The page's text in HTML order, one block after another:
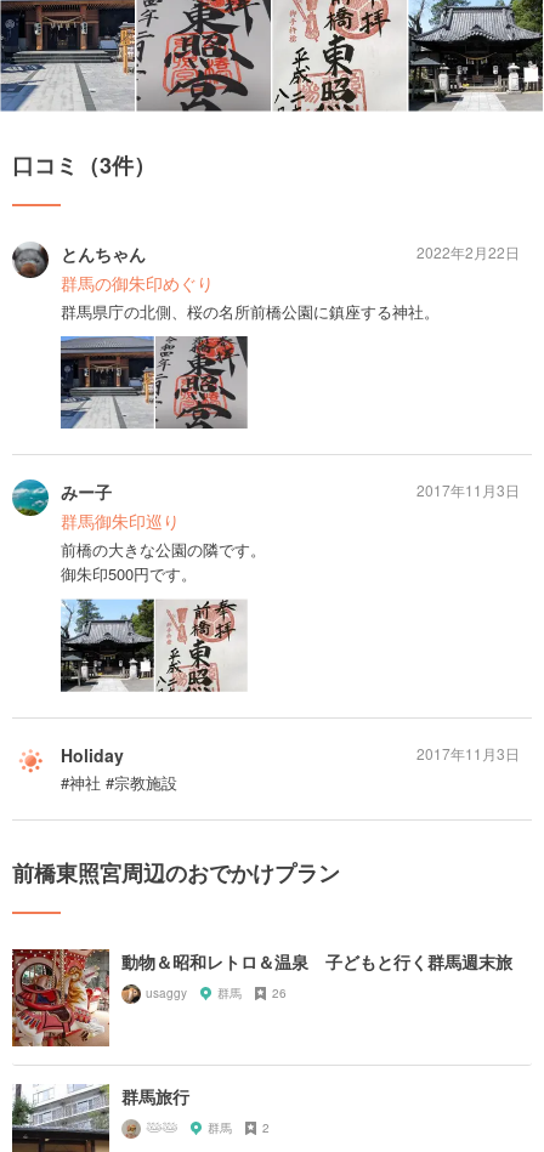
口コミ（3件）
とんちゃん
群馬の御朱印めぐり
群馬県庁の北側、桜の名所前橋公園に鎮座する神社。
2022年2月22日
みー子
群馬御朱印巡り
前橋の大きな公園の隣です。
御朱印500円です。
2017年11月3日
Holiday
#神社 #宗教施設
2017年11月3日
前橋東照宮周辺のおでかけプラン
動物＆昭和レトロ＆温泉 子どもと行く群馬週末旅
usaggy 群馬 26
群馬旅行
𓅸𓅸 群馬 2